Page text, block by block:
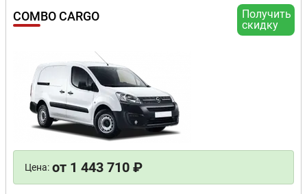
Получить
скидку
COMBO CARGO
Цена: от 1 443 710 ₽